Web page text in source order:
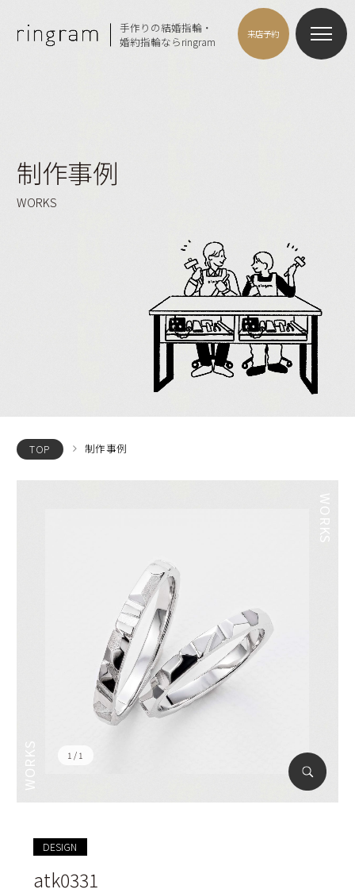
手作りの結婚指輪・
婚約指輪ならringram
来店予約
制作事例
WORKS
TOP 制作事例
1 1
DESIGN
atk0331